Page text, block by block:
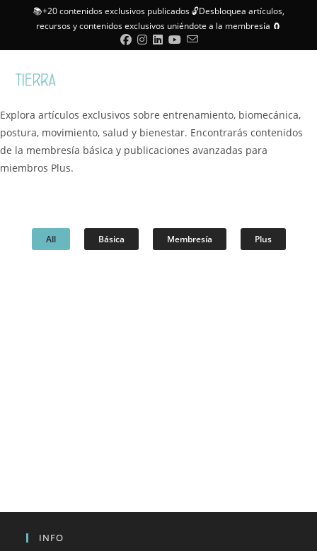
📚+20 contenidos exclusivos publicados 🔓Desbloquea artículos,
recursos y contenidos exclusivos uniéndote a la membresía 🧲
Explora artículos exclusivos sobre entrenamiento, biomecánica,
postura, movimiento, salud y bienestar. Encontrarás contenidos
de la membresía básica y publicaciones avanzadas para
miembros Plus.
All Básica Membresía Plus
INFO